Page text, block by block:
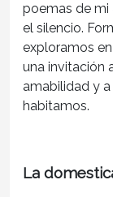
poemas de mi
el silencio.
exploramos
una invitación
amabilidad y
habitamos.
La